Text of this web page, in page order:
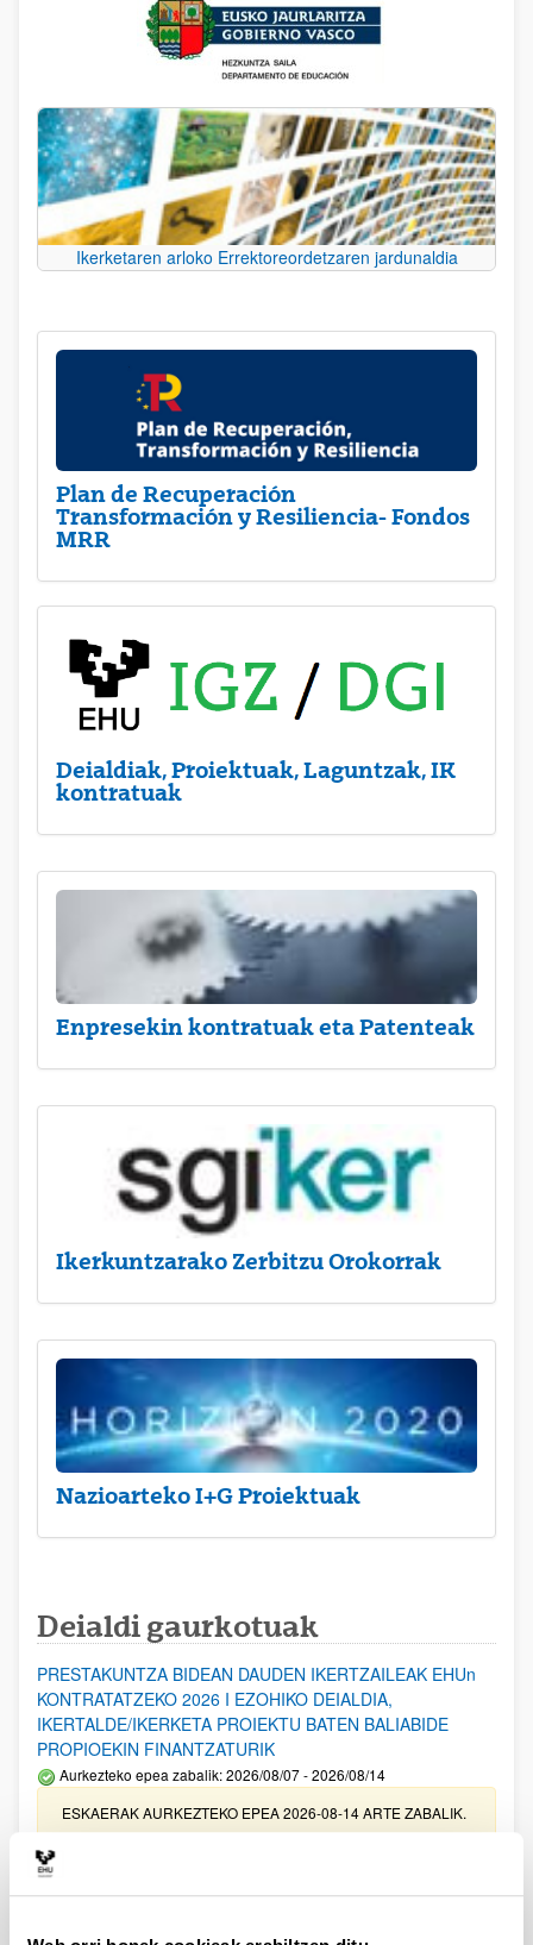
Ikerketaren arloko Errektoreordetzaren jardunaldia
Plan de Recuperación
Transformación y Resiliencia- Fondos
MRR
Deialdiak, Proiektuak, Laguntzak, IK
kontratuak
Enpresekin kontratuak eta Patenteak
Ikerkuntzarako Zerbitzu Orokorrak
Nazioarteko I+G Proiektuak
Deialdi gaurkotuak
PRESTAKUNTZA BIDEAN DAUDEN IKERTZAILEAK EHUn
KONTRATATZEKO 2026 I EZOHIKO DEIALDIA,
IKERTALDE/IKERKETA PROIEKTU BATEN BALIABIDE
PROPIOEKIN FINANTZATURIK
Aurkezteko epea zabalik: 2026/08/07 - 2026/08/14
ESKAERAK AURKEZTEKO EPEA 2026-08-14 ARTE ZABALIK.
UPV/EHUn Azpiegitura Zientifikoa eta Funts Bibliografikoak
erosi eta berritzeko laguntzak 2026